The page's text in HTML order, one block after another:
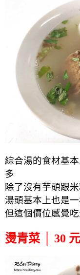
綜合湯的食材基
多
除了沒有芋頭跟
湯頭基本上也是
但這個價位感覺
燙青菜 │ 30 元